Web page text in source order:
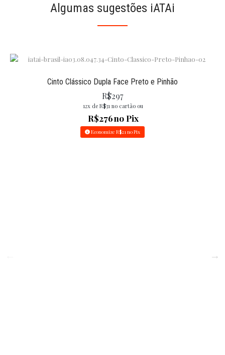
Algumas sugestões iATAi
Cinto Clássico Dupla Face Preto e Pinhão
R$297
12x deR$31 no cartão ou
R$276no Pix
EconomizeR$21no Pix